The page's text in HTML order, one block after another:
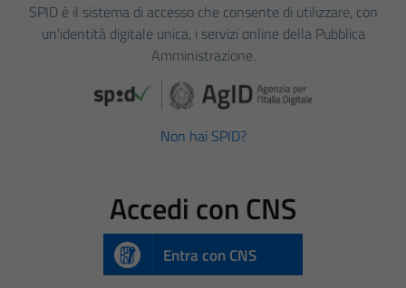
SPID è il sistema di accesso che consente di utilizzare, con
un'identità digitale unica, i servizi online della Pubblica
Amministrazione.
Non hai SPID?
Accedi con CNS
Entra con CNS